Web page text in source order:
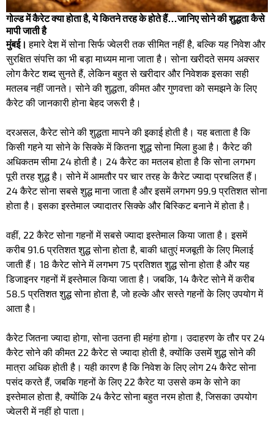
गोल्ड में कैरेट क्या होता है, ये कितने तरह के होते हैं…जानिए सोने की शुद्धता कैसे
मापी जाती है
मुंबई।हमारे देश में सोना सिर्फ ज्वेलरी तक सीमित नहीं है, बल्कि यह निवेश और
सुरक्षित संपत्ति का भी बड़ा माध्यम माना जाता है। सोना खरीदते समय अक्सर
लोग कैरेट शब्द सुनते हैं, लेकिन बहुत से खरीदार और निवेशक इसका सही
मतलब नहीं जानते। सोने की शुद्धता, कीमत और गुणवत्ता को समझने के लिए
कैरेट की जानकारी होना बेहद जरूरी है।
दरअसल, कैरेट सोने की शुद्धता मापने की इकाई होती है। यह बताता है कि
किसी गहने या सोने के सिक्के में कितना शुद्ध सोना मिला हुआ है। कैरेट की
अधिकतम सीमा 24 होती है। 24 कैरेट का मतलब होता है कि सोना लगभग
पूरी तरह शुद्ध है। सोने में आमतौर पर चार तरह के कैरेट ज्यादा प्रचलित हैं।
24 कैरेट सोना सबसे शुद्ध माना जाता है और इसमें लगभग 99.9 प्रतिशत सोना
होता है। इसका इस्तेमाल ज्यादातर सिक्के और बिस्किट बनाने में होता है।
वहीं, 22 कैरेट सोना गहनों में सबसे ज्यादा इस्तेमाल किया जाता है। इसमें
करीब 91.6 प्रतिशत शुद्ध सोना होता है, बाकी धातुएं मजबूती के लिए मिलाई
जाती हैं। 18 कैरेट सोने में लगभग 75 प्रतिशत शुद्ध सोना होता है और यह
डिजाइनर गहनों में इस्तेमाल किया जाता है। जबकि, 14 कैरेट सोने में करीब
58.5 प्रतिशत शुद्ध सोना होता है, जो हल्के और सस्ते गहनों के लिए उपयोग में
आता है।
कैरेट जितना ज्यादा होगा, सोना उतना ही महंगा होगा। उदाहरण के तौर पर 24
कैरेट सोने की कीमत 22 कैरेट से ज्यादा होती है, क्योंकि उसमें शुद्ध सोने की
मात्रा अधिक होती है। यही कारण है कि निवेश के लिए लोग 24 कैरेट सोना
पसंद करते हैं, जबकि गहनों के लिए 22 कैरेट या उससे कम के सोने का
इस्तेमाल होता है, क्योंकि 24 कैरेट सोना बहुत नरम होता है, जिसका उपयोग
ज्वेलरी में नहीं हो पाता।